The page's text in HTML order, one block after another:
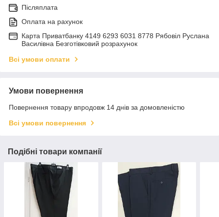
Післяплата
Оплата на рахунок
Карта Приватбанку 4149 6293 6031 8778 Рябовіл Руслана
Василівна Безготівковий розрахунок
Всі умови оплати
Умови повернення
Повернення товару впродовж 14 днів за домовленістю
Всі умови повернення
Подібні товари компанії